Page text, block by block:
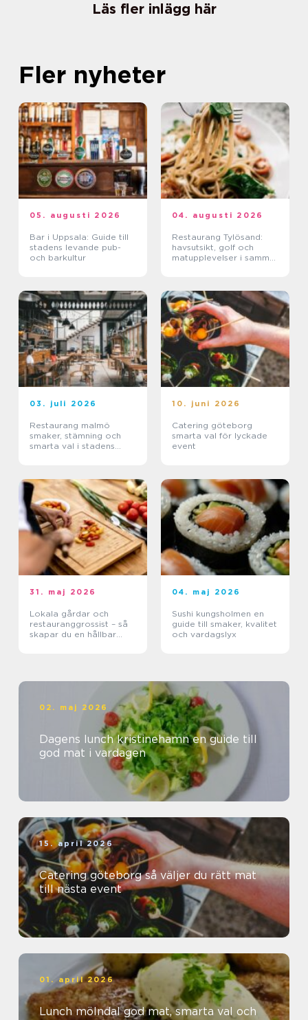
Läs fler inlägg här
Fler nyheter
05. augusti 2026
Bar i Uppsala: Guide till
stadens levande pub-
och barkultur
04. augusti 2026
Restaurang Tylösand:
havsutsikt, golf och
matupplevelser i samma
03. juli 2026
Restaurang malmö
smaker, stämning och
smarta val i stadens
10. juni 2026
Catering göteborg
smarta val för lyckade
event
31. maj 2026
Lokala gårdar och
restauranggrossist – så
skapar du en hållbar
04. maj 2026
Sushi kungsholmen en
guide till smaker, kvalitet
och vardagslyx
02. maj 2026
Dagens lunch kristinehamn en guide till
god mat i vardagen
15. april 2026
Catering göteborg så väljer du rätt mat
till nästa event
01. april 2026
Lunch mölndal god mat, smarta val och